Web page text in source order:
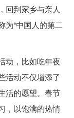
回到家乡与亲人
为“中国人的第二
动，比如吃年夜
活动不仅增添了
活的愿望。春节
，以饱满的热情